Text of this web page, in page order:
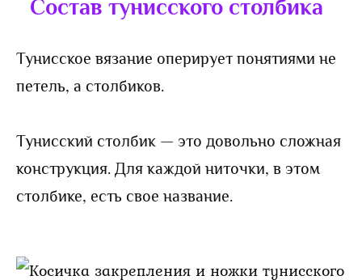
Состав тунисского столбика
Тунисское вязание оперирует понятиями не
петель, а столбиков.
Тунисский столбик — это довольно сложная
конструкция. Для каждой ниточки, в этом
столбике, есть свое название.